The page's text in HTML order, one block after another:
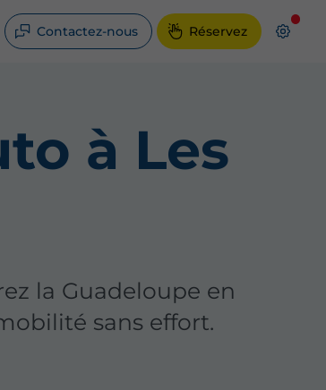
Contactez-nous Réservez
à Les
la Guadeloupe en
sans effort.